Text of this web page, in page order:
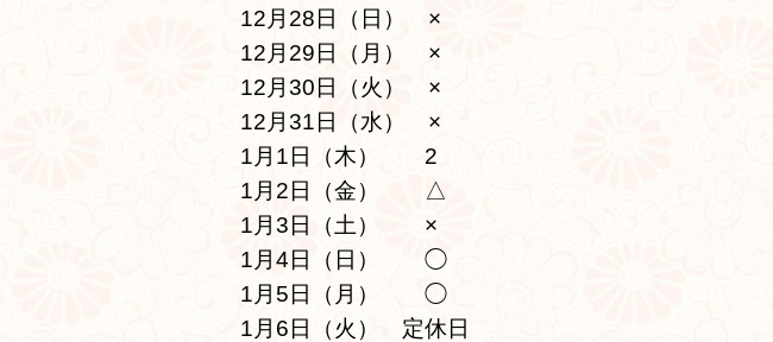
12月28日（日）　×
12月29日（月）　×
12月30日（火）　×
12月31日（水）　×
1月1日（木）　　2
1月2日（金）　　△
1月3日（土）　　×
1月4日（日）　　◯
1月5日（月）　　◯
1月6日（火）　定休日